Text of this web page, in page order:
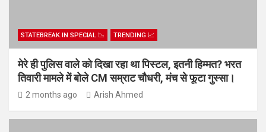
STATEBREAK.IN SPECIAL 📉 TRENDING 📈
मेरे ही पुलिस वाले को दिखा रहा था पिस्टल, इतनी हिम्मत? भरत
तिवारी मामले में बोले CM सम्राट चौधरी, मंच से फूटा गुस्सा।
2 months ago Arish Ahmed